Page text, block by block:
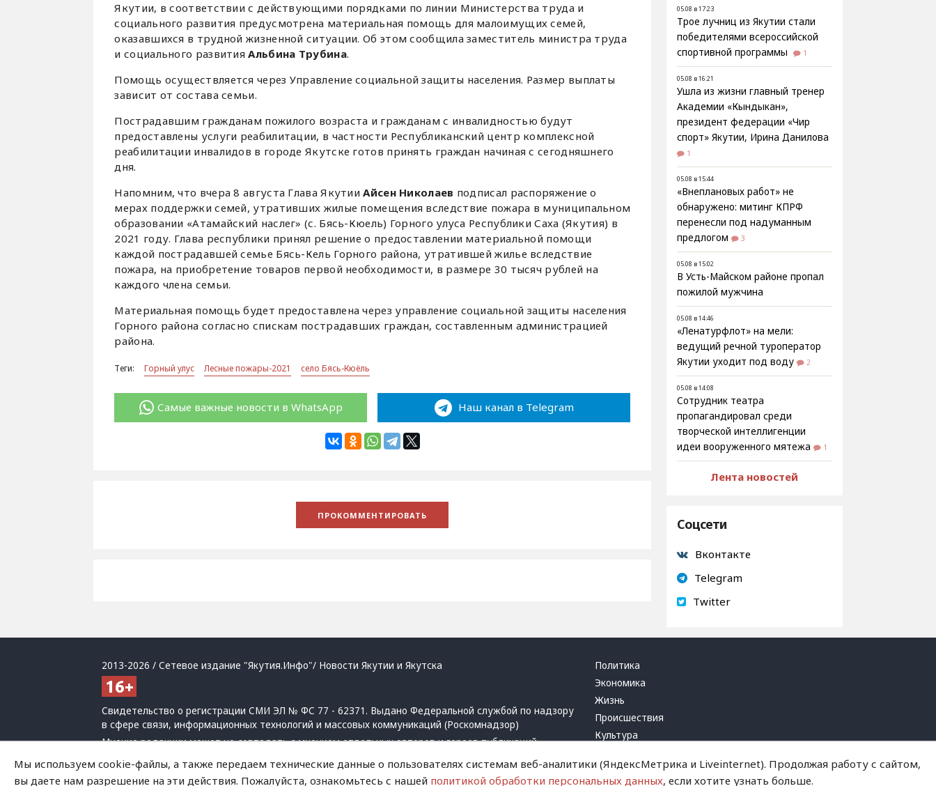
Якутии, в соответствии с действующими порядками по линии Министерства труда и
социального развития предусмотрена материальная помощь для малоимущих семей,
оказавшихся в трудной жизненной ситуации. Об этом сообщила заместитель министра труда
и социального развитияАльбина Трубина.
Помощь осуществляется через Управление социальной защиты населения. Размер выплаты
зависит от состава семьи.
Пострадавшим гражданам пожилого возраста и гражданам с инвалидностью будут
предоставлены услуги реабилитации, в частности Республиканский центр комплексной
реабилитации инвалидов в городе Якутске готов принять граждан начиная с сегодняшнего
дня.
Напомним, что вчера 8 августа Глава ЯкутииАйсен Николаев подписал распоряжение о
мерах поддержки семей, утративших жилые помещения вследствие пожара в муниципальном
образовании «Атамайский наслег» (с. Бясь-Кюель) Горного улуса Республики Саха (Якутия) в
2021 году. Глава республики принял решение о предоставлении материальной помощи
каждой пострадавшей семье Бясь-Кель Горного района, утратившей жилье вследствие
пожара, на приобретение товаров первой необходимости, в размере 30 тысяч рублей на
каждого члена семьи.
Материальная помощь будет предоставлена через управление социальной защиты населения
Горного района согласно спискам пострадавших граждан, составленным администрацией
района.
Теги: Горный улус Лесные пожары-2021 село Бясь-Кюёль
Самые важные новости в WhatsApp Наш канал в Telegram
05.08 в 17:23
Трое лучниц из Якутии стали
победителями всероссийской
спортивной программы
1
05.08 в 16:21
Ушла из жизни главный тренер
Академии «Кындыкан»,
президент федерации «Чир
спорт» Якутии, Ирина Данилова
1
05.08 в 15:44
«Внеплановых работ» не
обнаружено: митинг КПРФ
перенесли под надуманным
предлогом
3
05.08 в 15:02
В Усть-Майском районе пропал
пожилой мужчина
05.08 в 14:46
«Ленатурфлот» на мели:
ведущий речной туроператор
Якутии уходит под воду
2
05.08 в 14:08
Сотрудник театра
пропагандировал среди
творческой интеллигенции
идеи вооруженного мятежа
1
Лента новостей
Соцсети
Вконтакте
Telegram
Twitter
2013-2026 / Сетевое издание "Якутия.Инфо"/ Новости Якутии и Якутска
Свидетельство о регистрации СМИ ЭЛ № ФС 77 - 62371. Выдано Федеральной службой по надзору
в сфере связи, информационных технологий и массовых коммуникаций (Роскомнадзор)
Мнение редакции может не совпадать с мнением отдельных авторов и героев публикаций.
При использовании материалов обязательна активная ссылка на сайт.
Политика обработки персональных данных
Политика
Экономика
Жизнь
Происшествия
Культура
Криминал
Мы используем cookie-файлы, а также передаем технические данные о пользователях системам веб-аналитики (ЯндексМетрика и Liveinternet). Продолжая работу с сайтом,
вы даете нам разрешение на эти действия. Пожалуйста, ознакомьтесь с нашей политикой обработки персональных данных, если хотите узнать больше.